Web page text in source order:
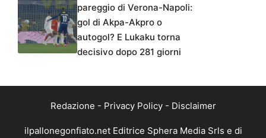
pareggio di Verona-Napoli:
gol di Akpa-Akpro o
autogol? E Lukaku torna
decisivo dopo 281 giorni
Redazione - Privacy Policy- Disclaimer
ilpallonegonfiato.net Editrice Sphera Media Srls e di